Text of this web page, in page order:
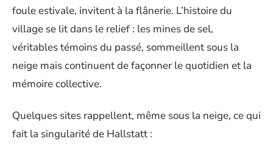
foule estivale, invitent à la flânerie. L’histoire du
village se lit dans le relief : les mines de sel,
véritables témoins du passé, sommeillent sous la
neige mais continuent de façonner le quotidien et la
mémoire collective.
Quelques sites rappellent, même sous la neige, ce qui
fait la singularité de Hallstatt :